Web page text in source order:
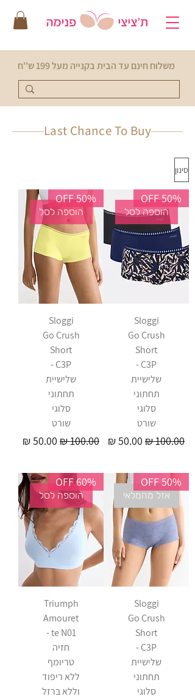
משלוח חינם עד הבית בקנייה מעל 199 ש''ח
Last Chance To Buy
סינון
הוספה לסל
50% OFF
Sloggi
Go Crush
Short
C3P -
שלישיית
תחתוני
סלוגי
שורט
מחיר רגיל מחיר מבצע
הוספה לסל
50% OFF
Sloggi
Go Crush
Short
C3P -
שלישיית
תחתוני
סלוגי
שורט
מחיר רגיל מחיר מבצע
אזל מהמלאי
50% OFF
Sloggi
Go Crush
Short
C3P -
שלישיית
תחתוני
סלוגי
הוספה לסל
60% OFF
Triumph
Amouret
te N01 -
חזיה
טריומף
ללא ריפוד
וללא ברזל